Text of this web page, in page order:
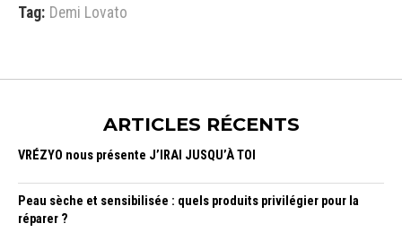
Tag: Demi Lovato
ARTICLES RÉCENTS
VRÉZYO nous présente J’IRAI JUSQU’À TOI
Peau sèche et sensibilisée : quels produits privilégier pour la
réparer ?